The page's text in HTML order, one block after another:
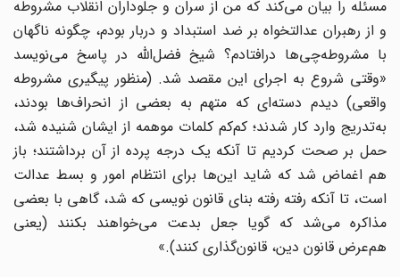
مسئله را بیان می‌کند که من از سران و جلوداران انقلاب مشروطه
و از رهبران عدالتخواه بر ضد استبداد و دربار بودم، چگونه ناگهان
با مشروطه‌چی‌ها درافتادم؟ شیخ فضل‌الله در پاسخ می‌نویسد
«وقتی شروع به اجرای این مقصد شد. (منظور پیگیری مشروطه
واقعی) دیدم دسته‌ای که متهم به بعضی از انحراف‌ها بودند،
به‌تدریج وارد کار شدند؛ کم‌کم کلمات موهمه از ایشان شنیده شد،
حمل بر صحت کردیم تا آنکه یک درجه پرده از آن برداشتند؛ باز
هم اغماض شد که شاید این‌ها برای انتظام امور و بسط عدالت
است، تا آنکه رفته‌ رفته بنای قانون‌ نویسی که شد، گاهی با بعضی
مذاکره می‌شد که گویا جعل بدعت می‌خواهند بکنند (یعنی
هم‌عرض قانون دین، قانون‌گذاری کنند).»